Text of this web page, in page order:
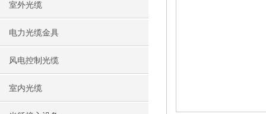
室外光缆
电力光缆金具
风电控制光缆
室内光缆